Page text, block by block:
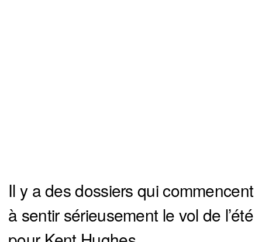
Il y a des dossiers qui commencent
à sentir sérieusement le vol de l’été